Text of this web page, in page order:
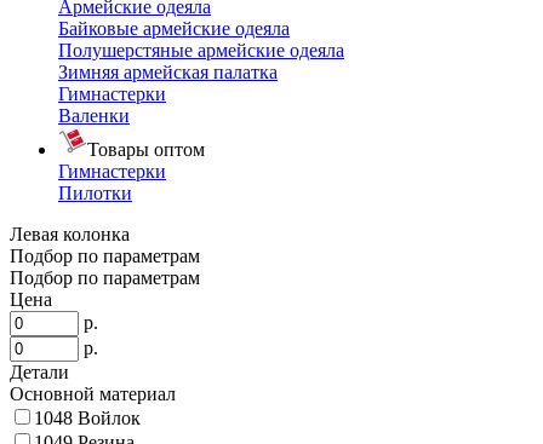
Армейские одеяла
Байковые армейские одеяла
Полушерстяные армейские одеяла
Зимняя армейская палатка
Гимнастерки
Валенки
Товары оптом
Гимнастерки
Пилотки
Левая колонка
Подбор по параметрам
Подбор по параметрам
Цена
р.
р.
Детали
Основной материал
1048 Войлок